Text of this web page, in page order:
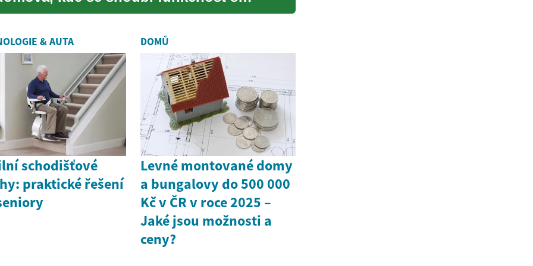
designem. Při zařizování
& AUTA
schodišťové
praktické řešení
DOMŮ
Levné montované domy
a bungalovy do 500 000
Kč v ČR v roce 2025 –
Jaké jsou možnosti a
ceny?